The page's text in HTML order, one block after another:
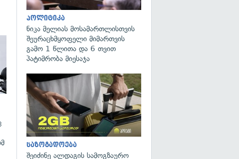
გადახედვა
პოლიტიკა
ნიკა მელიას მოსამართლისთვის
შეურაცხმყოფელი მიმართვის
გამო 1 წლითა და 6 თვით
პატიმრობა მიესაჯა
საზოგადოება
შეიძინე ალდაგის სამოგზაურო